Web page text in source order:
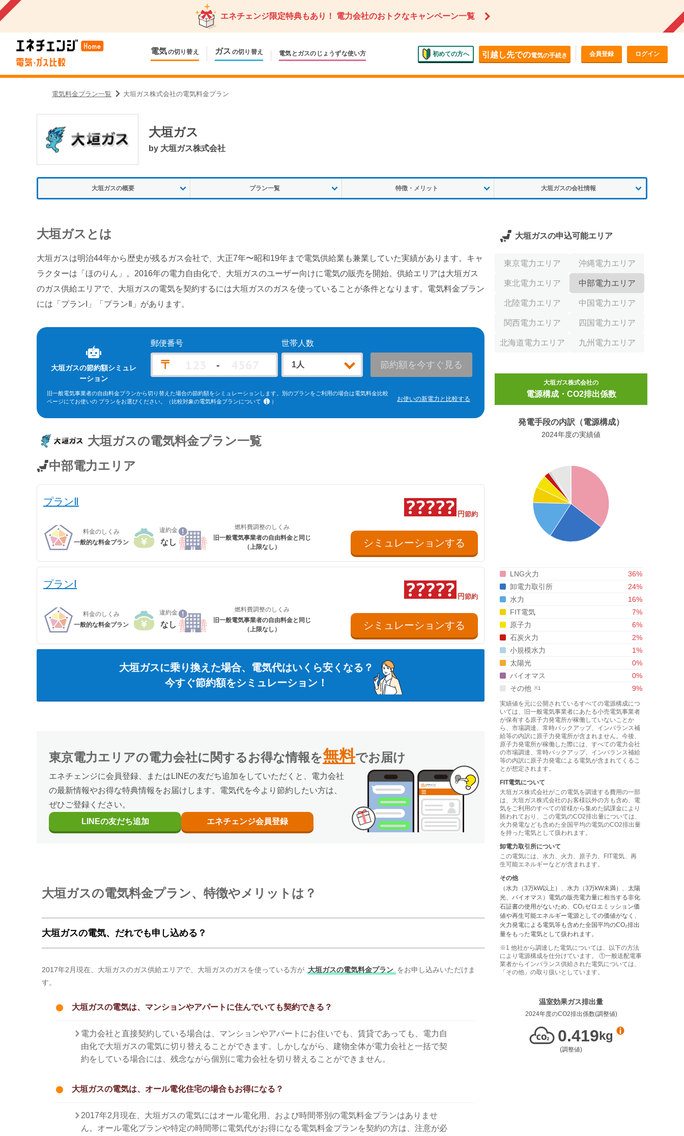
エネチェンジ限定特典もあり！ 電力会社のおトクなキャンペーン一覧
電気の切り替え ガス の切り替え 電気とガスの じょうずな使い方 初めての方へ 引越し先での電気の手続き 会員登録 ログイン
電気料金プラン一覧 大垣ガス株式会社の電気料金プラン
大垣ガス
by 大垣ガス株式会社
大垣ガスの概要 プラン一覧 特徴・メリット 大垣ガスの会社情報
大垣ガス とは
大垣ガスは明治44年から歴史が残るガス会社で、大正7年〜昭和19年まで電気供給業も兼業していた実績があります。キャ
ラクターは「ほのりん」。2016年の電力自由化で、大垣ガスのユーザー向けに電気の販売を開始。供給エリアは大垣ガス
のガス供給エリアで、大垣ガスの電気を契約するには大垣ガスのガスを使っていることが条件となります。電気料金プラン
には「プランI」「プランⅡ」があります。
大垣ガスの節約額シミュレ
ーション
郵便番号
〒 -
世帯人数
節約額を今すぐ見る
旧一般電気事業者の自由料金プランから切り替えた場合の節約額をシミュレーションします。別のプランをご利用の場合は電気料金比較
ページにてお使いの プランをお選びください。
（比較対象の電気料金プランについて
）
ーバリュー」(kVA契約)、東京電力エリア「スタンダードS」「スタンダードL」(kVA契約)、中部電力エリア「おとくプラン」、北陸電力
ラン スマートコース」「〔ビジネス〕スマートＢコース」(kVA契約)、四国電力エリア「おトクeプラン」「ビジネススタンダードプラ
ン」(kVA契約)、九州電力エリア「スマートファミリープラン」「スマートビジネスプラン」(kVA契約)、沖縄電力エリア「グッドバリュ
※関西電力エリアの「なっトクでんき」「なっトクでんきBiz」ではガス料金は考慮していません。
お使いの新電力と比較する
大垣ガスの電気料金プラン一覧
中部電力エリア
プランⅡ
円節約
料金のしくみ
一般的な料金プラン
違約金
なし
燃料費調整のしくみ
旧一般電気事業者の自由料金と同じ
（上限なし）
シミュレーションする
プランⅠ
円節約
料金のしくみ
一般的な料金プラン
違約金
なし
燃料費調整のしくみ
旧一般電気事業者の自由料金と同じ
（上限なし）
シミュレーションする
大垣ガスに乗り換えた場合、電気代はいくら安くなる？
今すぐ節約額をシミュレーション！
東京電力エリアの電力会社に関するお得な情報を無料でお届け
エネチェンジに会員登録、またはLINEの友だち追加をしていただくと、電力会社
の最新情報やお得な特典情報をお届けします。電気代を今より節約したい方は、
ぜひご登録ください。
LINEの友だち追加 エネチェンジ会員登録
大垣ガスの申込可能エリア
東京電力エリア 沖縄電力エリア
東北電力エリア 中部電力エリア
北陸電力エリア 中国電力エリア
関西電力エリア 四国電力エリア
北海道電力エリア 九州電力エリア
大垣ガス株式会社の
電源構成・CO2排出係数
発電手段の内訳（電源構成）
2024年度の実績値
LNG火力 36%
卸電力取引所
24%
水力
16%
FIT電気
7%
原子力
6%
石炭火力
2%
小規模水力
1%
太陽光
0%
バイオマス
0%
その他
9%
実績値を元に公開されているすべての電源構成につ
いては、旧一般電気事業者にあたる小売電気事業者
が保有する原子力発電所が稼働していないことか
ら、市場調達、常時バックアップ、インバランス補
給等の内訳に原子力発電所が含まれません。今後、
原子力発電所が稼働した際には、すべての電力会社
の市場調達、常時バックアップ、インバランス補給
等の内訳に原子力発電による電気が含まれてくるこ
とが想定されます。
FIT電気について
大垣ガス株式会社がこの電気を調達する費用の一部
は、 大垣ガス株式会社のお客様以外の方も含め、電
気をご利用のすべての皆様から集めた賦課金により
賄われており、この電気のCO2排出量については、
火力発電なども含めた全国平均の電気のCO2排出量
を持った電気として扱われます。
卸電力取引所について
この電気には、水力、火力、原子力、FIT電気、再
生可能エネルギーなどが含まれます。
その他
（水力（3万kW以上）、水力（3万kW未満）、太陽
光、バイオマス）電気の販売電⼒量に相当する非化
石証書の使用がないため、CO₂ゼロエミッション価
値や再生可能エネルギー電源としての価値がなく、
⽕⼒発電による電気等も含めた全国平均のCO₂排出
量をもった電気として扱われます。
他社から調達した電気については、以下の⽅法
により電源構成を仕分けています。 ①⼀般送配電事
業者からインバランス供給された電気については、
「その他」の取り扱いとしています。
温室効果ガス排出量
2024年度のCO2排出係数(調整値)
0.419kg
(調整値)
大垣ガスの電気料金プラン、特徴やメリットは？
大垣ガスの電気、だれでも申し込める？
2017年2月現在、大垣ガスのガス供給エリアで、大垣ガスのガスを使っている方が 大垣ガスの電気料金プラン をお申し込みいただけま
す。
大垣ガスの電気は、マンションやアパートに住んでいても契約できる？
電力会社と直接契約している場合は、マンションやアパートにお住いでも、賃貸であっても、電力自
由化で大垣ガスの電気に切り替えることができます。しかしながら、建物全体が電力会社と一括で契
約をしている場合には、残念ながら個別に電力会社を切り替えることができません。
大垣ガスの電気は、オール電化住宅の場合もお得になる？
2017年2月現在、大垣ガスの電気にはオール電化用、および時間帯別の電気料金プランはありませ
ん。オール電化プランや特定の時間帯に電気代がお得になる電気料金プランを契約の方は、注意が必